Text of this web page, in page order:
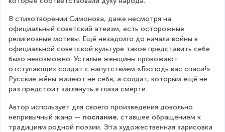
В стихотворении Симонова, даже несмотря на
официальный советский атеизм, есть осторожные
религиозные мотивы. Ещё незадолго до начала войны в
официальной советской культуре такое представить себе
было невозможно. Усталые женщины провожают
отступающих солдат с напутствием «Господь вас спаси!».
Русские жёны жалеют не себя, а солдат, которым ещё не
раз предстоит заглянуть в глаза смерти.
Автор использует для своего произведения довольно
непривычный жанр — послание, ставшее обращением к
традициям родной поэзии. Эта художественная зарисовка